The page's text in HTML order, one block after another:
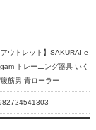
アウトレット】SAKURAI e
トレーニング器具 いく
筋男 青ローラー